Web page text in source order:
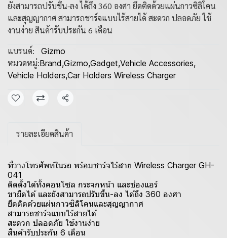
ยังสามารถปรับขึ้น-ลง ได้ถึง 360 องศา ยึดติดด้วยแผ่นกาวซิลิโคน
และสุญญากาศ สามารถชาร์จแบบไร้สายได้ สะดวก ปลอดภัย ใช้
งานง่าย สินค้ารับประกัน 6 เดือน
แบรนด์:
Gizmo
หมวดหมู่:Brand,Gizmo,Gadget,Vehicle Accessories,
Vehicle Holders,Car Holders Wireless Charger
แชร์
รายละเอียดสินค้า
ที่วางโทรศัพท์ในรถ พร้อมชาร์จไร้สาย Wireless Charger GH-
041
ติดตั้งได้ทั้งคอนโซล กระจกหน้า และช่องแอร์
ขายืดได้ และยังสามารถปรับขึ้น-ลง ได้ถึง 360 องศา
ยึดติดด้วยแผ่นกาวซิลิโคนและสุญญากาศ
สามารถชาร์จแบบไร้สายได้
สะดวก ปลอดภัย ใช้งานง่าย
สินค้ารับประกัน 6 เดือน